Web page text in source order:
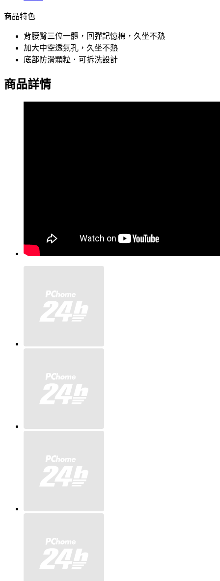
商品特色
背腰臀三位一體，回彈記憶棉，久坐不熱
加大中空透氣孔，久坐不熱
底部防滑顆粒．可拆洗設計
商品詳情